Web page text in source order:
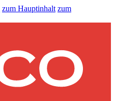
zum Hauptinhalt zum